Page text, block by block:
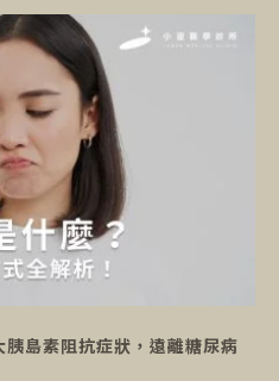
島素阻抗症狀，遠離糖尿病